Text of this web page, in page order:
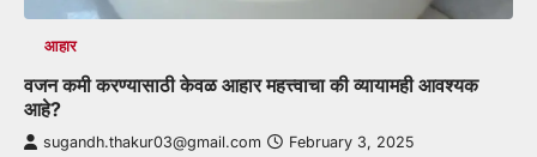
आहार
वजन कमी करण्यासाठी केवळ आहार महत्त्वाचा की व्यायामही आवश्यक
आहे?
sugandh.thakur03@gmail.com February 3, 2025